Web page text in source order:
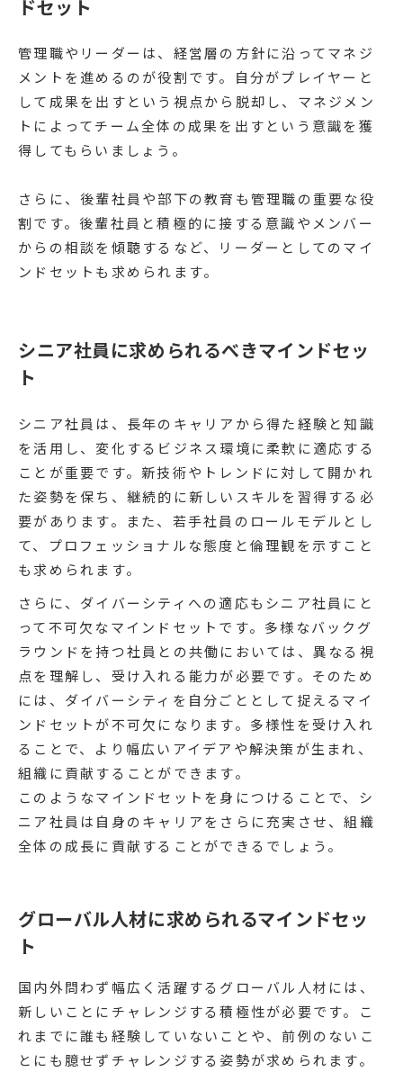
ドセット
管理職やリーダーは、経営層の方針に沿ってマネジ
メントを進めるのが役割です。自分がプレイヤーと
して成果を出すという視点から脱却し、マネジメン
トによってチーム全体の成果を出すという意識を獲
得してもらいましょう。
さらに、後輩社員や部下の教育も管理職の重要な役
割です。後輩社員と積極的に接する意識やメンバー
からの相談を傾聴するなど、リーダーとしてのマイ
ンドセットも求められます。
シニア社員に求められるべきマインドセッ
ト
シニア社員は、長年のキャリアから得た経験と知識
を活用し、変化するビジネス環境に柔軟に適応する
ことが重要です。新技術やトレンドに対して開かれ
た姿勢を保ち、継続的に新しいスキルを習得する必
要があります。また、若手社員のロールモデルとし
て、プロフェッショナルな態度と倫理観を示すこと
も求められます。
さらに、ダイバーシティへの適応もシニア社員にと
って不可欠なマインドセットです。多様なバックグ
ラウンドを持つ社員との共働においては、異なる視
点を理解し、受け入れる能力が必要です。そのため
には、ダイバーシティを自分ごととして捉えるマイ
ンドセットが不可欠になります。多様性を受け入れ
ることで、より幅広いアイデアや解決策が生まれ、
組織に貢献することができます。
このようなマインドセットを身につけることで、シ
ニア社員は自身のキャリアをさらに充実させ、組織
全体の成長に貢献することができるでしょう。
グローバル人材に求められるマインドセッ
ト
国内外問わず幅広く活躍するグローバル人材には、
新しいことにチャレンジする積極性が必要です。こ
れまでに誰も経験していないことや、前例のないこ
とにも臆せずチャレンジする姿勢が求められます。